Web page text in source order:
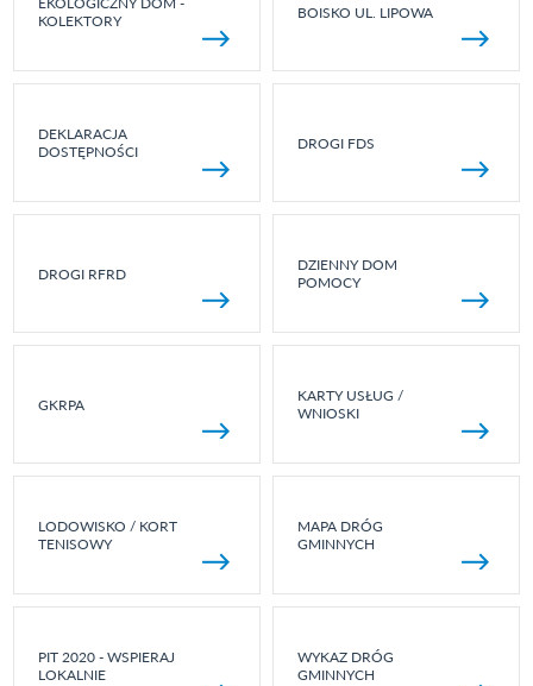
KOLEKTORY
BOISKO UL. LIPOWA
DEKLARACJA
DOSTĘPNOŚCI
DROGI FDS
DROGI RFRD
DZIENNY DOM
POMOCY
GKRPA
KARTY USŁUG /
WNIOSKI
LODOWISKO / KORT
TENISOWY
MAPA DRÓG
GMINNYCH
PIT 2020 - WSPIERAJ
LOKALNIE
WYKAZ DRÓG
GMINNYCH